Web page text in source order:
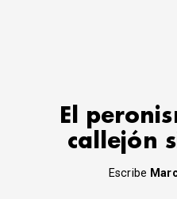
El
callejón
Escribe